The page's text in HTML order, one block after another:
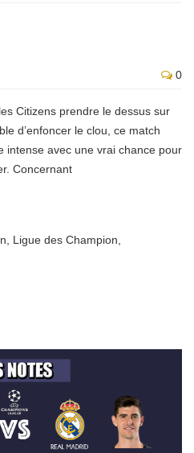
0
Citizens prendre le dessus sur
d’enfoncer le clou, ce match
intense avec une vrai chance pour
Concernant
Ligue des Champion